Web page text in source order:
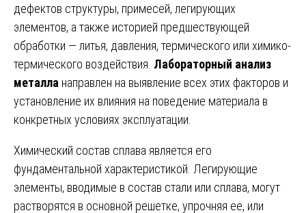
дефектов структуры, примесей, легирующих
элементов, а также историей предшествующей
обработки — литья, давления, термического или химико-
термического воздействия. Лабораторный анализ
металла направлен на выявление всех этих факторов и
установление их влияния на поведение материала в
конкретных условиях эксплуатации.
Химический состав сплава является его
фундаментальной характеристикой. Легирующие
элементы, вводимые в состав стали или сплава, могут
растворятся в основной решетке, упрочняя ее, или